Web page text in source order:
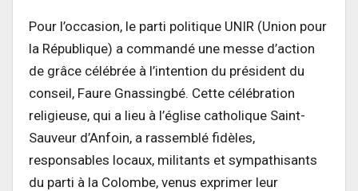
Pour l’occasion, le parti politique UNIR (Union pour
la République) a commandé une messe d’action
de grâce célébrée à l’intention du président du
conseil, Faure Gnassingbé. Cette célébration
religieuse, qui a lieu à l’église catholique Saint-
Sauveur d’Anfoin, a rassemblé fidèles,
responsables locaux, militants et sympathisants
du parti à la Colombe, venus exprimer leur